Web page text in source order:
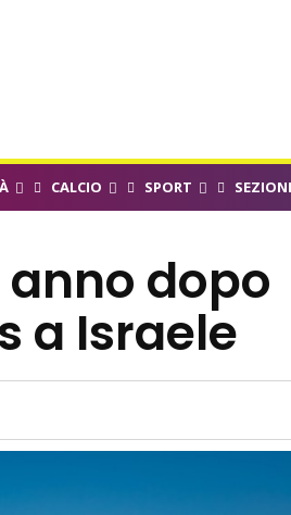
CALCIO SPORT SEZIONI
anno dopo
a Israele